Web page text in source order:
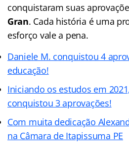
conquistaram suas
Gran. Cada história é uma
esforço vale a pena.
Daniele M. conquistou 4
educação!
Iniciando os estudos em
conquistou 3 aprovações!
Com muita dedicação
na Câmara de Itapissuma PE